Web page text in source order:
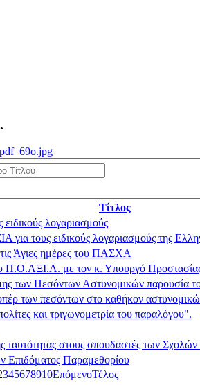
Τίτλος
ειδικούς λογαριασμούς
τους ειδικούς λογαριασμούς της
Άγιες ημέρες του ΠΑΣΧΑ
Π.Ο.ΑΞΙ.Α. με τον κ. Υπουργό
των Πεσόντων Αστυνομικών παρουσία
των πεσόντων στο καθήκον
και τριγωνομετρία του παραλόγου".
ταυτότητας στους σπουδαστές των
Επιδόματος Παραμεθορίου
345678910ΕπόμενοΤέλος